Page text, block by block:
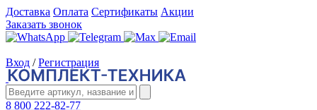
Доставка Оплата Сертификаты Акции
Заказать звонок
Вход / Регистрация
8 800 222-82-77